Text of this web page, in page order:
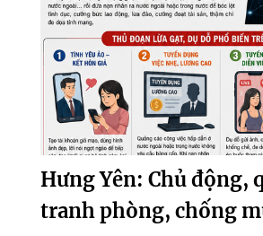
Hưng Yên: Chủ động,
tranh phòng, chống